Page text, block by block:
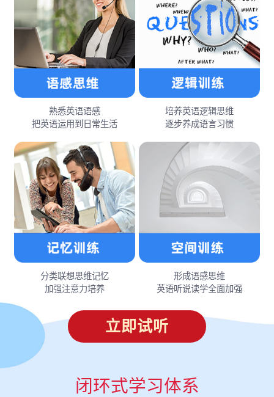
熟悉英语语感
把英语运用到日常生活
培养英语逻辑思维
逐步养成语言习惯
分类联想思维记忆
加强注意力培养
形成语感思维
英语听说读学全面加强
立即试听
闭环式学习体系